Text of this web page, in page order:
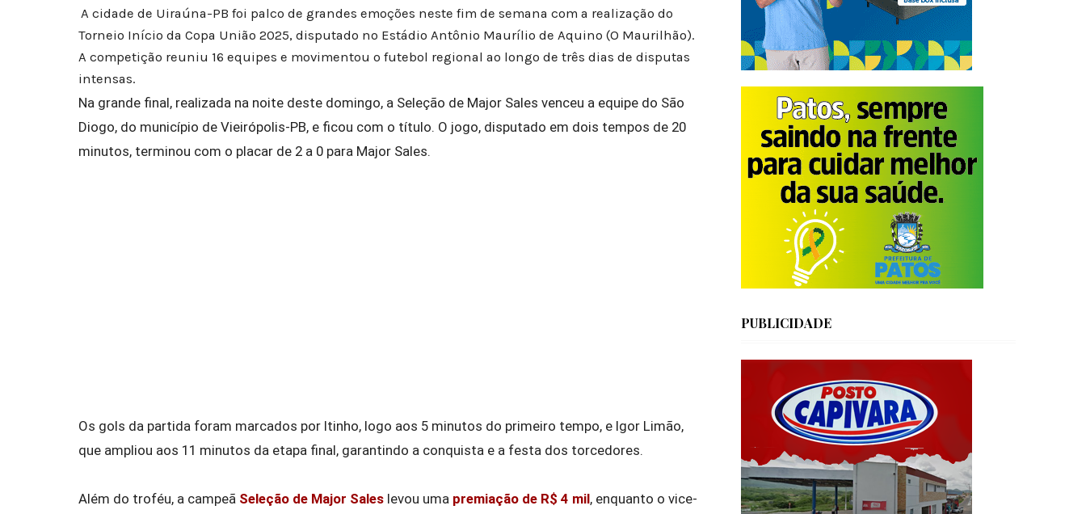
A cidade de Uiraúna-PB foi palco de grandes emoções neste fim de semana com a realização do
Torneio Início da Copa União 2025, disputado no Estádio Antônio Maurílio de Aquino (O Maurilhão).
A competição reuniu 16 equipes e movimentou o futebol regional ao longo de três dias de disputas
intensas.
Na grande final, realizada na noite deste domingo, a Seleção de Major Sales venceu a equipe do São
Diogo, do município de Vieirópolis-PB, e ficou com o título. O jogo, disputado em dois tempos de 20
minutos, terminou com o placar de 2 a 0 para Major Sales.
Os gols da partida foram marcados por Itinho, logo aos 5 minutos do primeiro tempo, e Igor Limão,
que ampliou aos 11 minutos da etapa final, garantindo a conquista e a festa dos torcedores.
Além do troféu, a campeã Seleção de Major Sales levou uma premiação de R$ 4 mil, enquanto o vice-
PUBLICIDADE